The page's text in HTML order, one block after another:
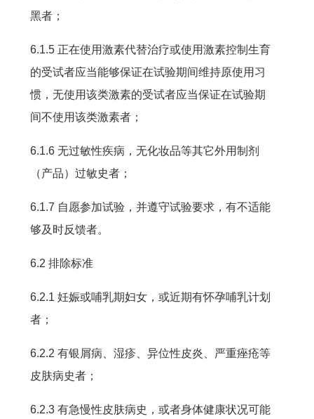
黑者；
6.1.5 正在使用激素代替治疗或使用激素控制生育
的受试者应当能够保证在试验期间维持原使用习
惯，无使用该类激素的受试者应当保证在试验期
间不使用该类激素者；
6.1.6 无过敏性疾病，无化妆品等其它外用制剂
（产品）过敏史者；
6.1.7 自愿参加试验，并遵守试验要求，有不适能
够及时反馈者。
6.2 排除标准
6.2.1 妊娠或哺乳期妇女，或近期有怀孕哺乳计划
者；
6.2.2 有银屑病、湿疹、异位性皮炎、严重痤疮等
皮肤病史者；
6.2.3 有急慢性皮肤病史，或者身体健康状况可能